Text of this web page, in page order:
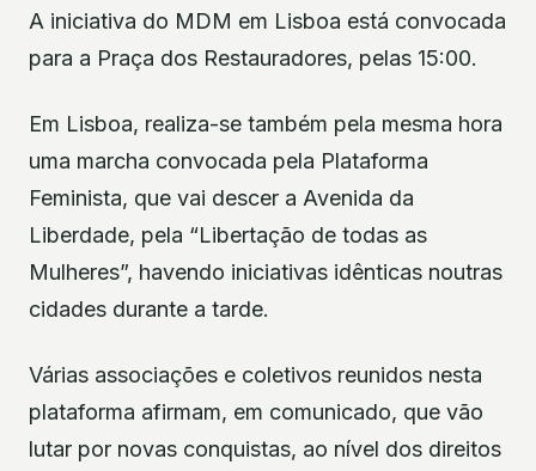
A iniciativa do MDM em Lisboa está convocada
para a Praça dos Restauradores, pelas 15:00.
Em Lisboa, realiza-se também pela mesma hora
uma marcha convocada pela Plataforma
Feminista, que vai descer a Avenida da
Liberdade, pela “Libertação de todas as
Mulheres”, havendo iniciativas idênticas noutras
cidades durante a tarde.
Várias associações e coletivos reunidos nesta
plataforma afirmam, em comunicado, que vão
lutar por novas conquistas, ao nível dos direitos